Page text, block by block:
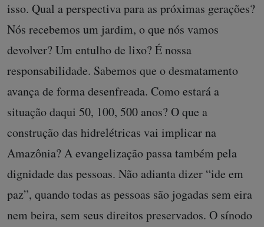
isso. Qual a perspectiva para as próximas gerações?
Nós recebemos um jardim, o que nós vamos
devolver? Um entulho de lixo? É nossa
responsabilidade. Sabemos que o desmatamento
avança de forma desenfreada. Como estará a
situação daqui 50, 100, 500 anos? O que a
construção das hidrelétricas vai implicar na
Amazônia? A evangelização passa também pela
dignidade das pessoas. Não adianta dizer “ide em
paz”, quando todas as pessoas são jogadas sem eira
nem beira, sem seus direitos preservados. O sínodo